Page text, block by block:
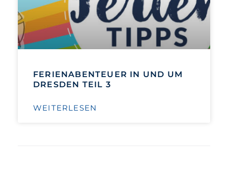
FERIENABENTEUER IN UND UM
DRESDEN TEIL 3
WEITERLESEN